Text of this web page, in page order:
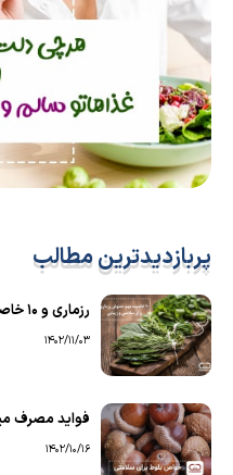
پربازدیدترین مطالب
رزماری و ۱۰ خاصیت درمانی و زیبایی
1402/11/03
فواید مصرف
1402/10/16